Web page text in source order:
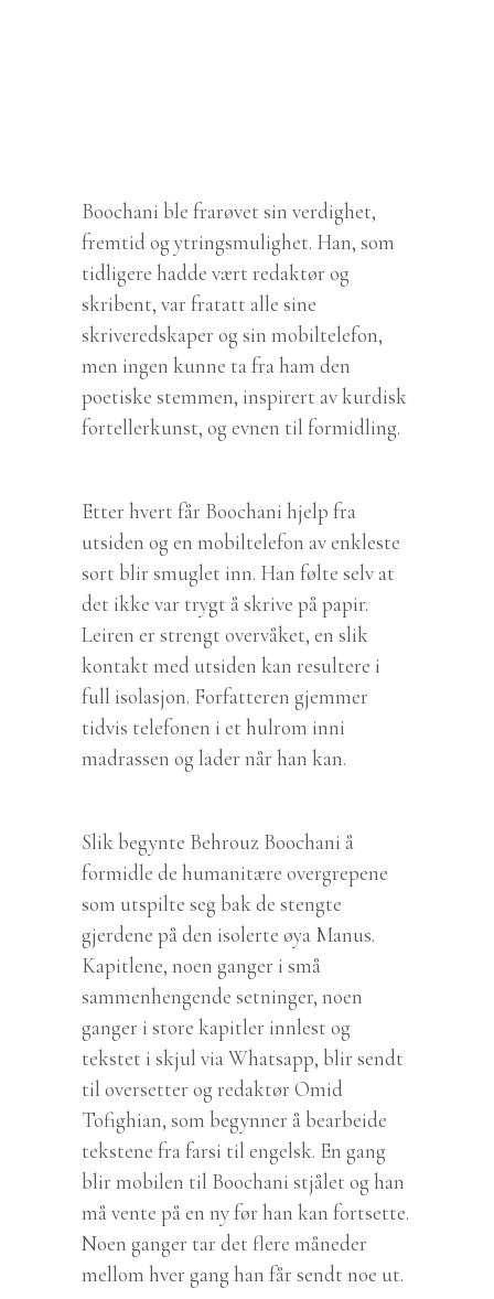
Boochani ble frarøvet sin verdighet,
fremtid og ytringsmulighet. Han, som
tidligere hadde vært redaktør og
skribent, var fratatt alle sine
skriveredskaper og sin mobiltelefon,
men ingen kunne ta fra ham den
poetiske stemmen, inspirert av kurdisk
fortellerkunst, og evnen til formidling.
Etter hvert får Boochani hjelp fra
utsiden og en mobiltelefon av enkleste
sort blir smuglet inn. Han følte selv at
det ikke var trygt å skrive på papir.
Leiren er strengt overvåket, en slik
kontakt med utsiden kan resultere i
full isolasjon. Forfatteren gjemmer
tidvis telefonen i et hulrom inni
madrassen og lader når han kan.
Slik begynte Behrouz Boochani å
formidle de humanitære overgrepene
som utspilte seg bak de stengte
gjerdene på den isolerte øya Manus.
Kapitlene, noen ganger i små
sammenhengende setninger, noen
ganger i store kapitler innlest og
tekstet i skjul via Whatsapp, blir sendt
til oversetter og redaktør Omid
Tofighian, som begynner å bearbeide
tekstene fra farsi til engelsk. En gang
blir mobilen til Boochani stjålet og han
må vente på en ny før han kan fortsette.
Noen ganger tar det flere måneder
mellom hver gang han får sendt noe ut.